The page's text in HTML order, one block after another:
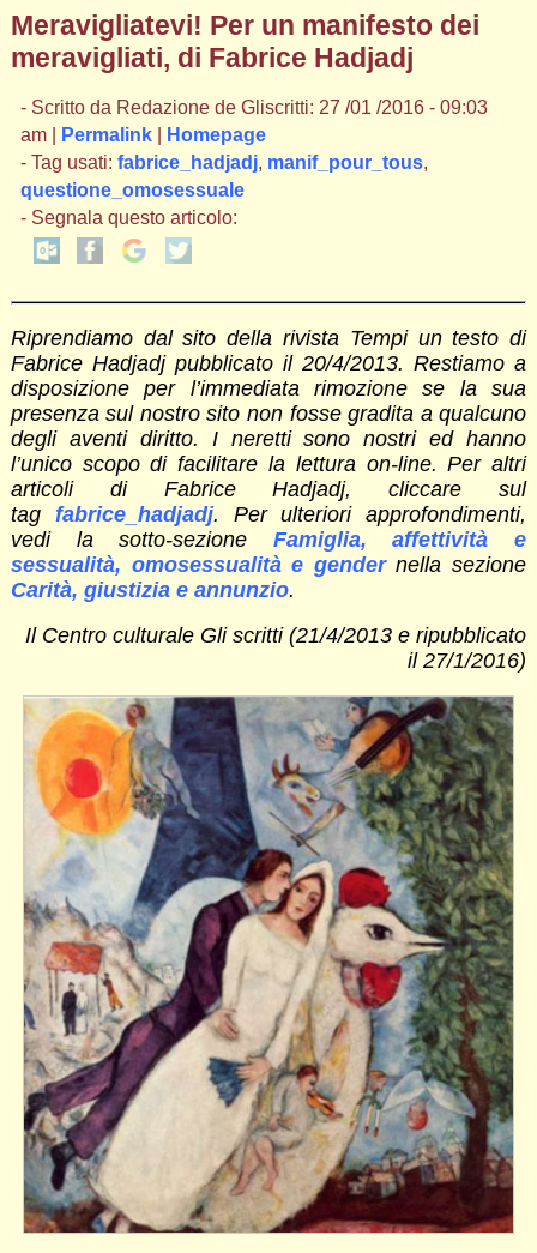
Meravigliatevi! Per un manifesto dei
meravigliati, di Fabrice Hadjadj
- Scritto da Redazione de Gliscritti: 27 /01 /2016 - 09:03
am |
Permalink|
Homepage
- Tag usati: fabrice_hadjadj, manif_pour_tous,
questione_omosessuale
- Segnala questo articolo:
Riprendiamo dal sito della rivista Tempi un testo di
Fabrice Hadjadj pubblicato il 20/4/2013. Restiamo a
disposizione per l’immediata rimozione se la sua
presenza sul nostro sito non fosse gradita a qualcuno
degli aventi diritto. I neretti sono nostri ed hanno
l’unico scopo di facilitare la lettura on-line. Per altri
articoli di Fabrice Hadjadj, cliccare sul
tag fabrice_hadjadj. Per ulteriori approfondimenti,
vedi la sotto-sezione Famiglia, affettività e
sessualità, omosessualità e gendernella sezione
Carità, giustizia e annunzio.
Il Centro culturale Gli scritti (21/4/2013 e ripubblicato
il 27/1/2016)